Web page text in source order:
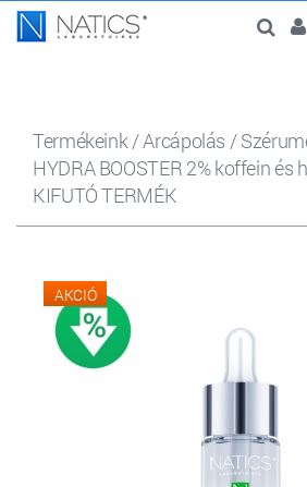
Termékeink/Arcápolás /
HYDRA BOOSTER 2% koffein és
KIFUTÓ TERMÉK
AKCIÓ